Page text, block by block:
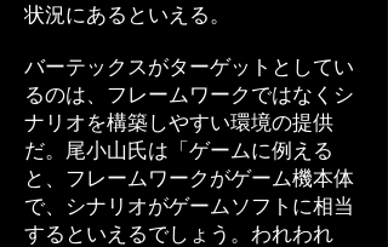
状況にあるといえる。
バーテックスがターゲットとしてい
るのは、フレームワークではなくシ
ナリオを構築しやすい環境の提供
だ。尾小山氏は「ゲームに例える
と、フレームワークがゲーム機本体
で、シナリオがゲームソフトに相当
するといえるでしょう。われわれ